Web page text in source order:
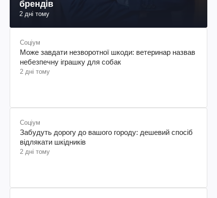
брендів
2 дні тому
Соціум
Може завдати незворотної шкоди: ветеринар назвав
небезпечну іграшку для собак
2 дні тому
Соціум
Забудуть дорогу до вашого городу: дешевий спосіб
відлякати шкідників
2 дні тому